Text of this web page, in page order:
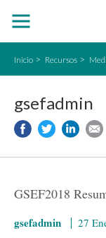
Inicio Recursos
gsefadmin
GSEF2018
gsefadmin 27